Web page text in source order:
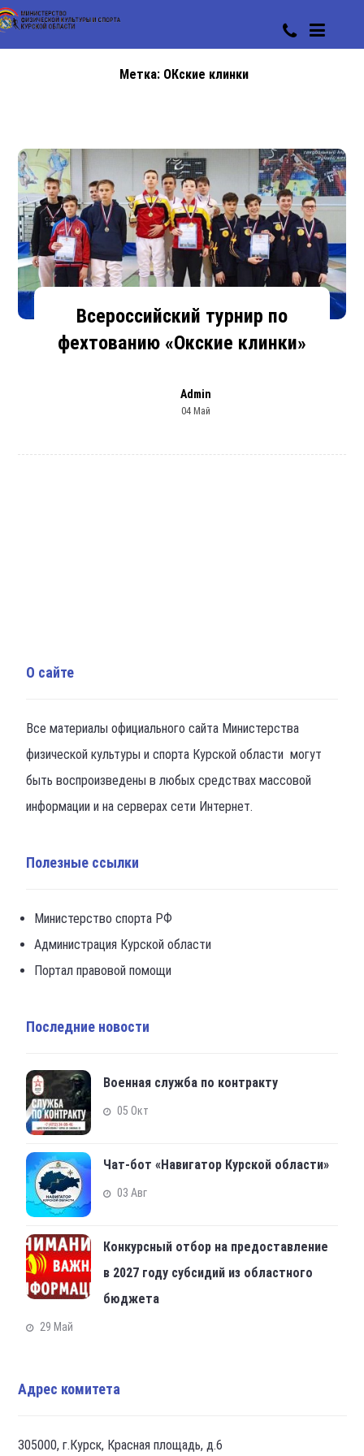
Метка: ОКские клинки
Всероссийский турнир по
фехтованию «Окские клинки»
Admin
04 Май
О сайте
Все материалы официального сайта Министерства
физической культуры и спорта Курской области могут
быть воспроизведены в любых средствах массовой
информации и на серверах сети Интернет.
Полезные ссылки
Министерство спорта РФ
Администрация Курской области
Портал правовой помощи
Последние новости
Военная служба по контракту
05 Окт
Чат-бот «Навигатор Курской области»
03 Авг
Конкурсный отбор на предоставление
в 2027 году субсидий из областного
бюджета
29 Май
Адрес комитета
305000, г.Курск, Красная площадь, д.6